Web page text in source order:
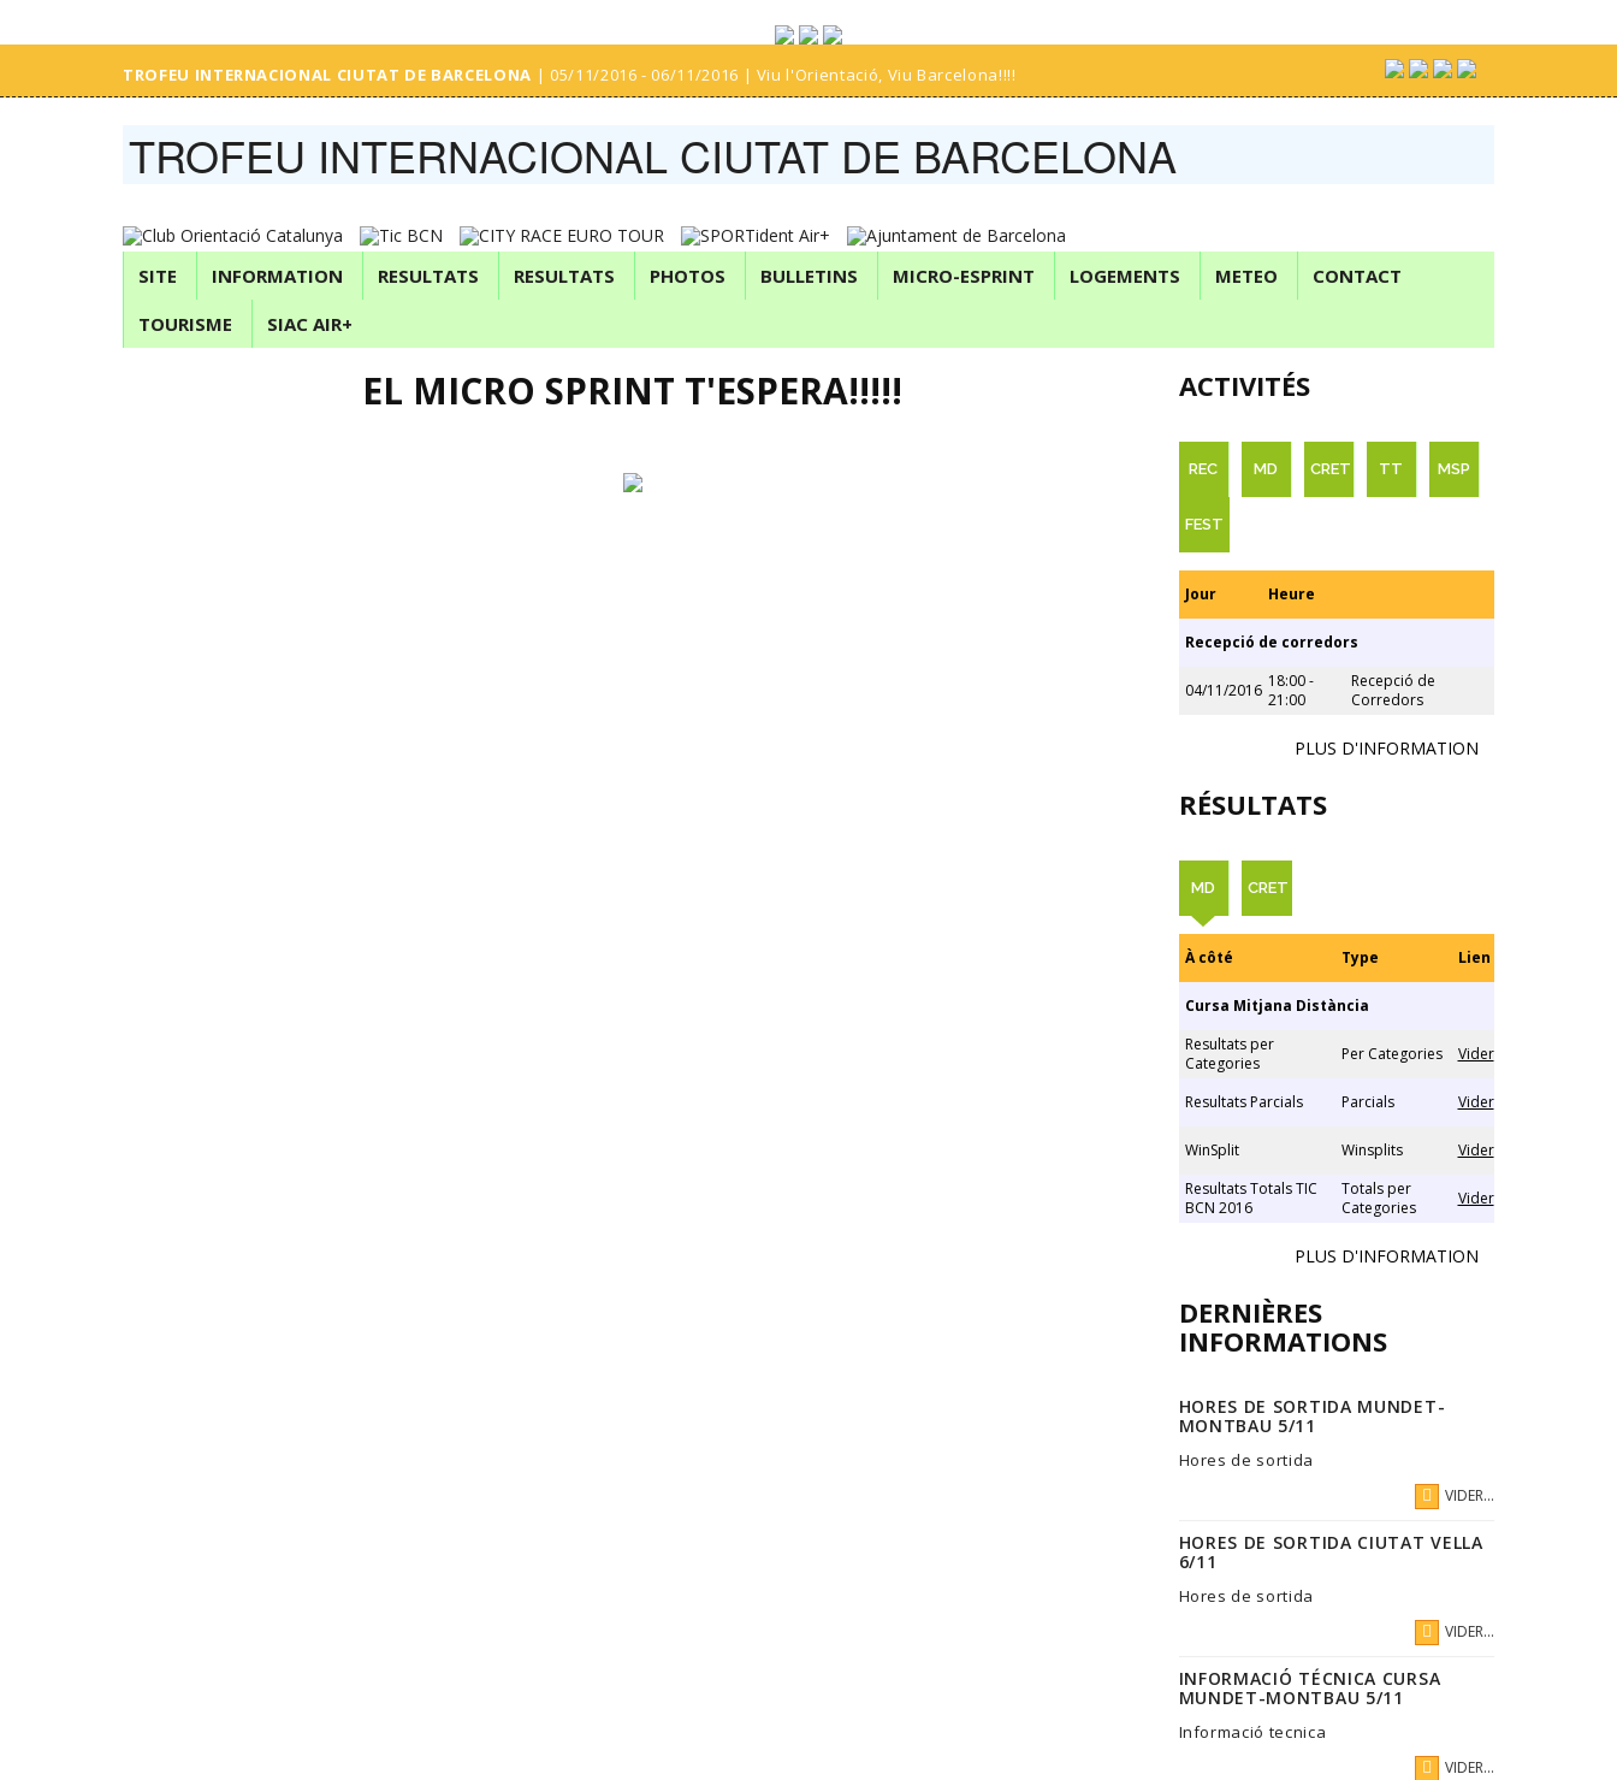
TROFEU INTERNACIONAL CIUTAT DE BARCELONA | 05/11/2016 - 06/11/2016 | Viu l'Orientació, Viu Barcelona!!!!
TROFEU INTERNACIONAL CIUTAT DE BARCELONA
SITE INFORMATION RESULTATS RESULTATS PHOTOS BULLETINS MICRO-ESPRINT LOGEMENTS METEO
CONTACT
TOURISME
SIAC AIR+
EL MICRO SPRINT T'ESPERA!!!!! ACTIVITÉS
REC MD CRET TT MSP
FEST
Jour Heure
Recepció de corredors
04/11/2016 18:00 -
21:00
Recepció de
Corredors
PLUS D'INFORMATION
RÉSULTATS
MD CRET
À côté Type Lien
Cursa Mitjana Distància
Resultats per
Categories
Per Categories Vider
Resultats Parcials Parcials Vider
WinSplit Winsplits
Vider
Resultats Totals TIC
BCN 2016
Totals per
Categories
Vider
PLUS D'INFORMATION
DERNIÈRES
INFORMATIONS
HORES DE SORTIDA MUNDET-
MONTBAU 5/11
Hores de sortida
VIDER...
HORES DE SORTIDA CIUTAT VELLA
6/11
Hores de sortida
VIDER...
INFORMACIÓ TÉCNICA CURSA
MUNDET-MONTBAU 5/11
Informació tecnica
VIDER...